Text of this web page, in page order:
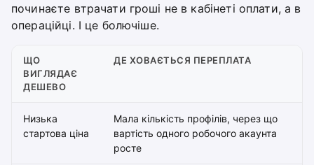
починаєте втрачати гроші не в кабінеті оплати, а в
операційці. І це болючіше.
ЩО
ВИГЛЯДАЄ
ДЕШЕВО
ДЕ ХОВАЄТЬСЯ ПЕРЕПЛАТА
Низька
стартова ціна
Мала кількість профілів, через що
вартість одного робочого акаунта
росте